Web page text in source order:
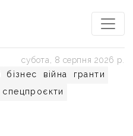
бізнес війна
гранти
спецпроєкти
субота, 8 серпня 2026 р.